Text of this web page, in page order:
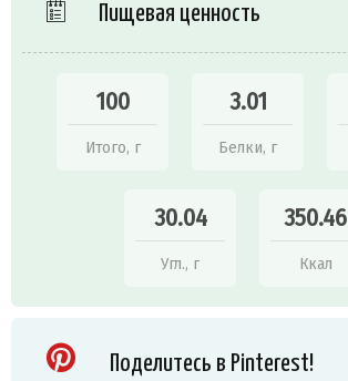
Пищевая ценность
100
Итого, г
3.01
Белки, г
30.04
Угл., г
350.46
Ккал
Поделитесь в Pinterest!